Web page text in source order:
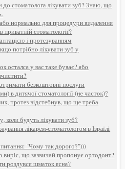
стоматолога лікувати зуб? Знаю, що
нормально для процедури видалення
стоматології?
і протезуванням
потрібно лікувати зуб у
осталса у вас таке буває? або
безкоштовні послуги
в дитячої стоматології (не часток)?
протез відстебнув, що ще треба
коли будуть лікувати зуб?
лікарем-стоматологом в Ізраїлі
"Чому так дорого?")))
що зазвичай пропонує ортодонт?
роздувся шматок ясна?